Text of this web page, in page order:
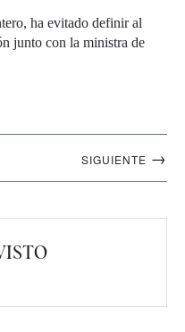
ha evitado definir al
junto con la ministra de
SIGUIENTE →